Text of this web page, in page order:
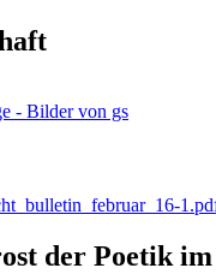
- Bilder von gs
der Poetik